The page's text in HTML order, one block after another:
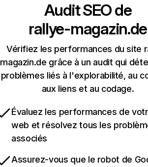
Audit SEO de
rallye-magazin.de
Vérifiez les performances du site
magazin.de grâce à un audit qui
problèmes liés à l'explorabilité, au
aux liens et au codage.
Évaluez les performances de
web et résolvez tous les
associés
Assurez-vous que le robot de